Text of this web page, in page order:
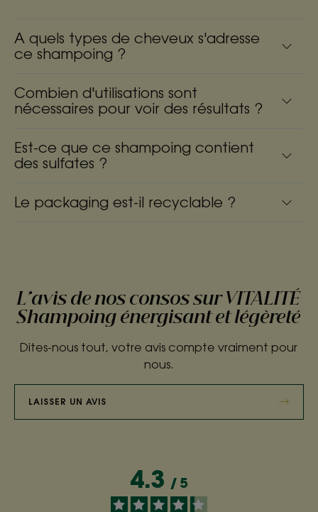
A quels types de cheveux s'adresse
ce shampoing ?
Combien d'utilisations sont
nécessaires pour voir des résultats ?
Est-ce que ce shampoing contient
des sulfates ?
Le packaging est-il recyclable ?
L'avis de nos consos sur VITALITÉ
Shampoing énergisant et légèreté
Dites-nous tout, votre avis compte vraiment pour
nous.
LAISSER UN AVIS
4.3 / 5